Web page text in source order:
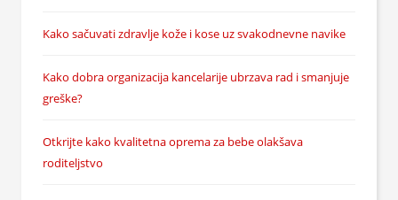
Kako sačuvati zdravlje kože i kose uz svakodnevne navike
Kako dobra organizacija kancelarije ubrzava rad i smanjuje
greške?
Otkrijte kako kvalitetna oprema za bebe olakšava
roditeljstvo